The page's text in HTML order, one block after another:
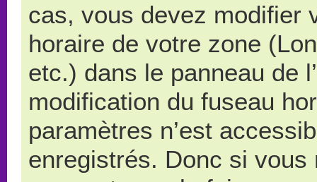
cas, vous devez modifier
horaire de votre zone
etc.) dans le panneau de
modification du fuseau
paramètres n’est
enregistrés. Donc si vous